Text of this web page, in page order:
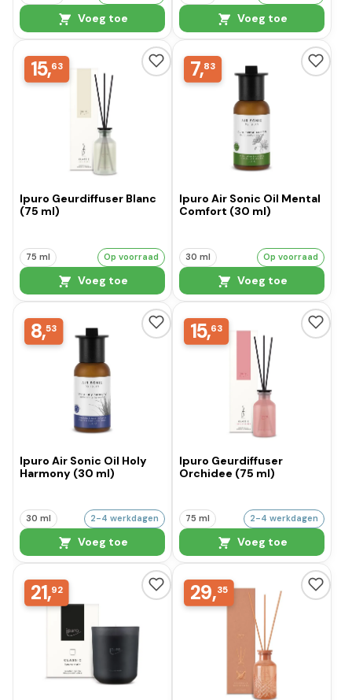
Voeg toe Voeg toe
15,63
Ipuro Geurdiffuser Blanc
(75 ml)
75 ml Op voorraad
Voeg toe
7,83
Ipuro Air Sonic Oil Mental
Comfort (30 ml)
30 ml Op voorraad
Voeg toe
8,53
Ipuro Air Sonic Oil Holy
Harmony (30 ml)
30 ml 2-4 werkdagen
Voeg toe
15,63
Ipuro Geurdiffuser
Orchidee (75 ml)
75 ml 2-4 werkdagen
Voeg toe
21,92 29,35